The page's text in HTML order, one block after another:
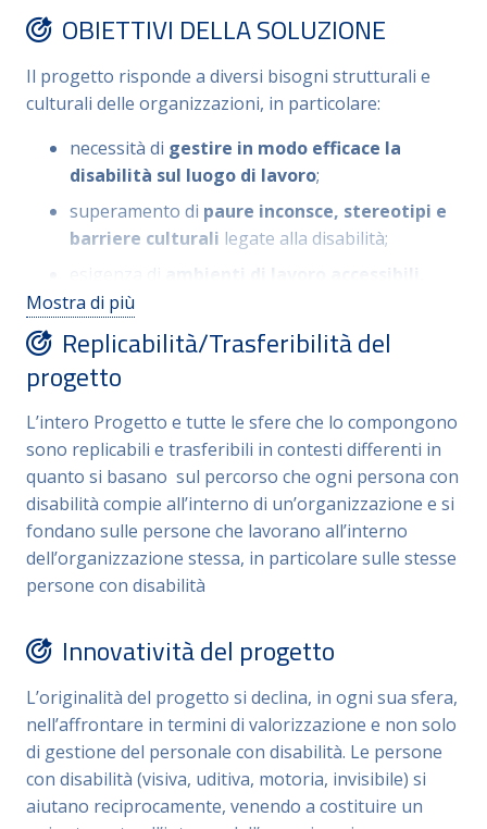
Sfera dell’addestramento, per le persone con
dell’accessibilità, per le persone con disabilità visiva
“MASTERCLASS” e la Sfera della diffusione della
conoscenza della disabilità all’interno
dell’organizzazione “METTITI NELLE MIE SCARPE”.
OBIETTIVI DELLA SOLUZIONE
Il progetto risponde a diversi bisogni strutturali e
culturali delle organizzazioni, in particolare:
necessità di gestire in modo efficace la
disabilità sul luogo di lavoro;
superamento di paure inconsce, stereotipi e
barriere culturali legate alla disabilità;
esigenza di
ambienti di lavoro accessibili,
inclusivi e sostenibili
bisogno di migliorare ilbenessere
organizzativo
relazioni professionali.
Il Barometro dell’Inclusione consente di affrontare la
disabilità non come limite, ma comefattore
generativo di innovazione organizzativae
ripensamento dei modelli di governance
I destinatari diretti del progetto sono:
lavoratori con disabilità(visiva, uditiva,
I destinatari indiretti sono:
l’intera popolazione aziendale;
i responsabili dei processi decisionali e
Mostra di più
Replicabilità/Trasferibilità del
progetto
L’intero Progetto e tutte le sfere che lo compongono
sono replicabili e trasferibili in contesti differenti in
quanto si basano sul percorso che ogni persona con
disabilità compie all’interno di un’organizzazione e si
fondano sulle persone che lavorano all’interno
dell’organizzazione stessa, in particolare sulle stesse
persone con disabilità
Innovatività del progetto
L’originalità del progetto si declina, in ogni sua sfera,
nell’affrontare in termini di valorizzazione e non solo
di gestione del personale con disabilità. Le persone
con disabilità (visiva, uditiva, motoria, invisibile) si
aiutano reciprocamente, venendo a costituire un